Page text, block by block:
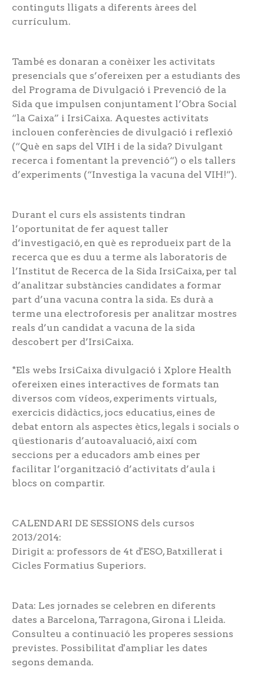
continguts lligats a diferents àrees del
currículum.
També es donaran a conèixer les activitats
presencials que s’ofereixen per a estudiants des
del Programa de Divulgació i Prevenció de la
Sida que impulsen conjuntament l’Obra Social
“la Caixa” i IrsiCaixa. Aquestes activitats
inclouen conferències de divulgació i reflexió
(“Què en saps del VIH i de la sida? Divulgant
recerca i fomentant la prevenció“) o els tallers
d’experiments (“Investiga la vacuna del VIH!”).
Durant el curs els assistents tindran
l’oportunitat de fer aquest taller
d’investigació, en què es reprodueix part de la
recerca que es duu a terme als laboratoris de
l’Institut de Recerca de la Sida IrsiCaixa, per tal
d’analitzar substàncies candidates a formar
part d’una vacuna contra la sida. Es durà a
terme una electroforesis per analitzar mostres
reals d’un candidat a vacuna de la sida
descobert per d’IrsiCaixa.
*Els webs IrsiCaixa divulgació i Xplore Health
ofereixen eines interactives de formats tan
diversos com vídeos, experiments virtuals,
exercicis didàctics, jocs educatius, eines de
debat entorn als aspectes ètics, legals i socials o
qüestionaris d’autoavaluació, així com
seccions per a educadors amb eines per
facilitar l’organització d’activitats d’aula i
blocs on compartir.
CALENDARI DE SESSIONS dels cursos
2013/2014:
Dirigit a: professors de 4t d'ESO, Batxillerat i
Cicles Formatius Superiors.
Data: Les jornades se celebren en diferents
dates a Barcelona, Tarragona, Girona i Lleida.
Consulteu a continuació les properes sessions
previstes. Possibilitat d'ampliar les dates
segons demanda.